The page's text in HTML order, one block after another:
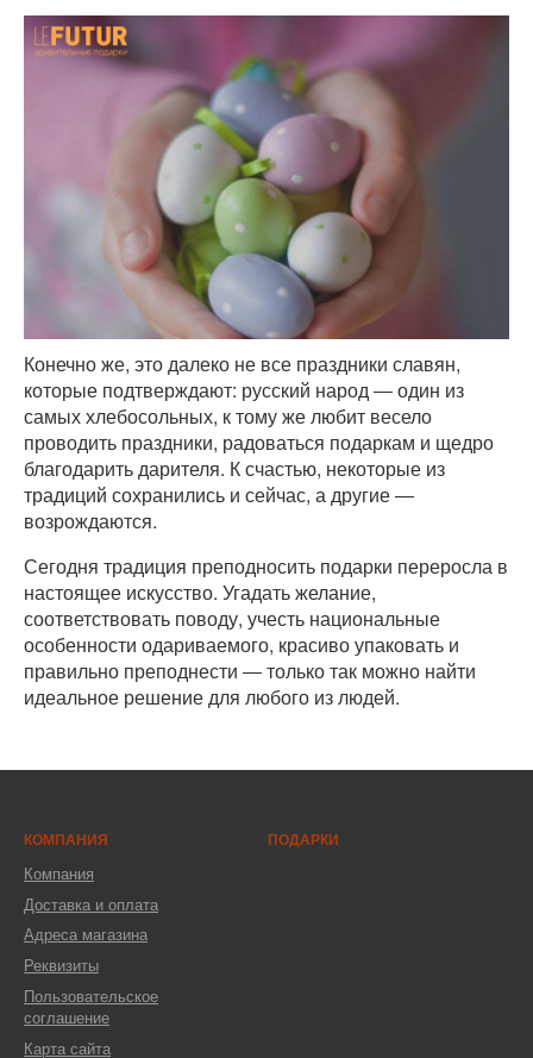
Конечно же, это далеко не все праздники славян,
которые подтверждают: русский народ ― один из
самых хлебосольных, к тому же любит весело
проводить праздники, радоваться подаркам и щедро
благодарить дарителя. К счастью, некоторые из
традиций сохранились и сейчас, а другие ―
возрождаются.
Сегодня традиция преподносить подарки переросла в
настоящее искусство. Угадать желание,
соответствовать поводу, учесть национальные
особенности одариваемого, красиво упаковать и
правильно преподнести ― только так можно найти
идеальное решение для любого из людей.
КОМПАНИЯ
Компания
Доставка и оплата
Адреса магазина
Реквизиты
Пользовательское
соглашение
Карта сайта
ПОДАРКИ